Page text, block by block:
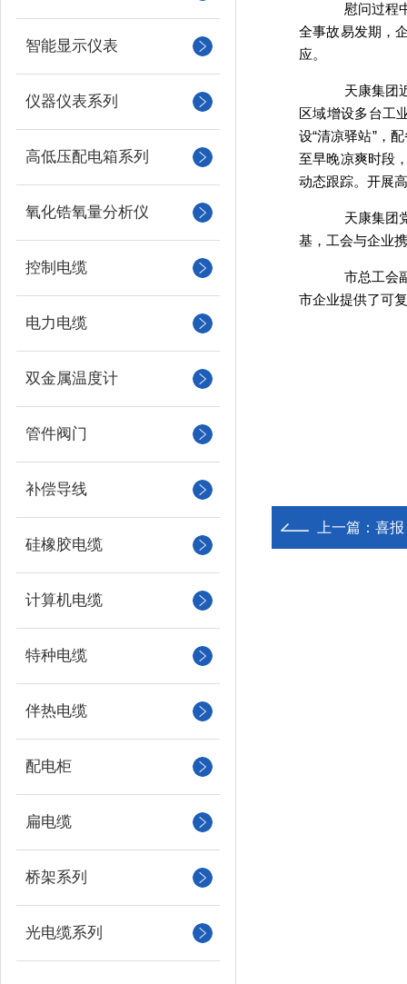
智能显示仪表
仪器仪表系列
高低压配电箱系列
氧化锆氧量分析仪
控制电缆
电力电缆
双金属温度计
管件阀门
补偿导线
硅橡胶电缆
计算机电缆
特种电缆
伴热电缆
配电柜
扁电缆
桥架系列
光电缆系列
慰问过程
全事故易发期，
应。
天康集团
区域增设多台工
设“清凉驿站”，
至早晚凉爽时段
动态跟踪。开展
天康集团
基，工会与企业
市总工会
市企业提供了可
上一篇： 喜报